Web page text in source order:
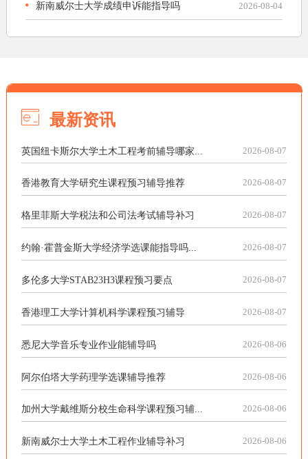
新南威尔士大学成绩申诉能指导吗 2026-08-04
最新资讯
英国纽卡斯尔大学土木工程考前辅导哪家... 2026-08-07
香港教育大学研究生课程预习辅导推荐 2026-08-07
格里菲斯大学税法和公司法考试辅导补习 2026-08-07
约翰·霍普金斯大学经济学选课能指导吗... 2026-08-07
多伦多大学STAB23H3课程预习要点 2026-08-07
香港理工大学计算机科学课程预习辅导 2026-08-07
悉尼大学音乐专业作业能辅导吗 2026-08-06
阿尔伯塔大学药理学选课辅导推荐 2026-08-06
加州大学戴维斯分校生命科学课程预习辅... 2026-08-06
新南威尔士大学土木工程作业辅导补习 2026-08-06